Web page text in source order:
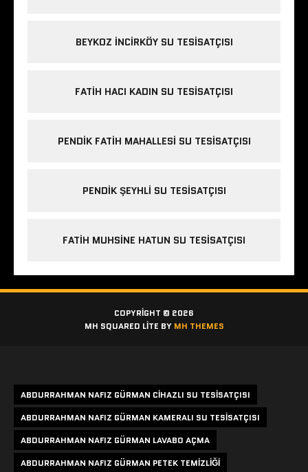
BEYKOZ INCIRKÖY SU TESISATÇISI
FATIH HACI KADIN SU TESISATÇISI
PENDIK FATIH MAHALLESI SU TESISATÇISI
PENDIK ŞEYHLI SU TESISATÇISI
FATIH MUHSINE HATUN SU TESISATÇISI
COPYRIGHT © 2026
MH SQUARED LITE BY MH THEMES
ABDURRAHMAN NAFIZ GÜRMAN CIHAZLI SU TESISATÇISI
ABDURRAHMAN NAFIZ GÜRMAN KAMERALI SU TESISATÇISI
ABDURRAHMAN NAFIZ GÜRMAN LAVABO AÇMA
ABDURRAHMAN NAFIZ GÜRMAN PETEK TEMIZLIĞI